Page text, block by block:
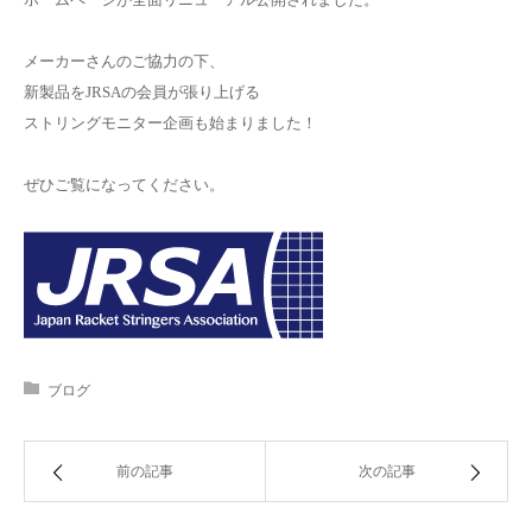
メーカーさんのご協力の下、
新製品をJRSAの会員が張り上げる
ストリングモニター企画も始まりました！
ぜひご覧になってください。
ブログ
前の記事 次の記事